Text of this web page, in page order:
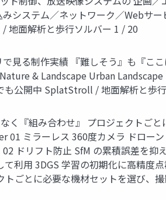
システム／ネットワーク／Webサ
地面解析と歩行ソルバー 1 / 20
見る制作実績 『難しそう』も『こ
& Landscape Urban
公開中 SplatStroll / 地面解析と歩
く『組み合わせ』 プロジェクトご
01 ミラーレス 360度カメラ ドロー
ドリフト防止 SfM の累積誤差を
て利用 3DGS 学習の初期化に高精度
ごとに必要な機材セットを選び、